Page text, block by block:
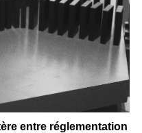
entre réglementation